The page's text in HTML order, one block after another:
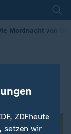
Mordnacht von
ZDFheute
setzen wir